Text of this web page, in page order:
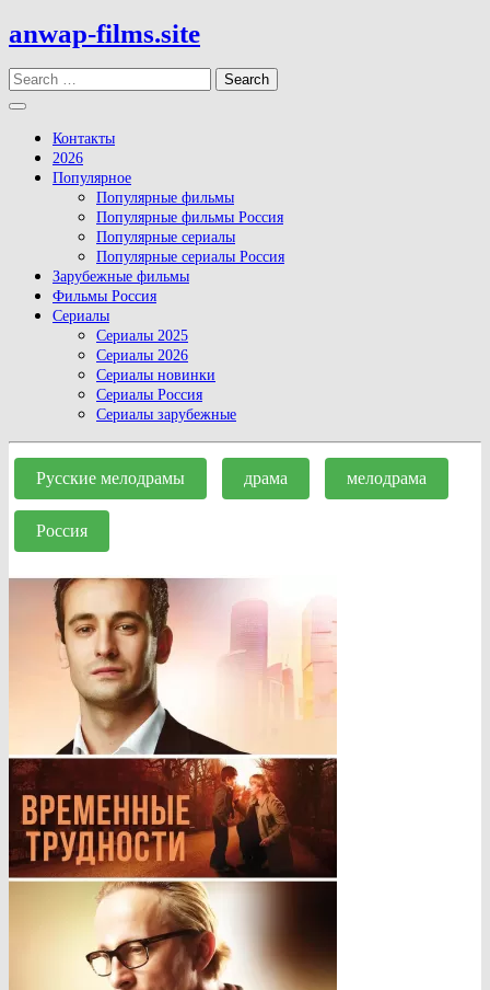
Skip
to
content
anwap-films.site
Search
Open
Button
Контакты
2026
Популярное
Популярные фильмы
Популярные фильмы Россия
Популярные сериалы
Популярные сериалы Россия
Зарубежные фильмы
Фильмы Россия
Сериалы
Сериалы 2025
Сериалы 2026
Сериалы новинки
Сериалы Россия
Сериалы зарубежные
Close
Button
Русские мелодрамы драма мелодрама
Россия